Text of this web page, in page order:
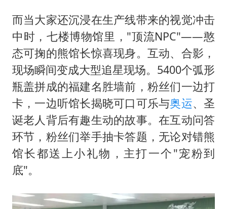
而当大家还沉浸在生产线带来的视觉冲击
中时，七楼博物馆里，"顶流NPC"——憨
态可掬的熊馆长惊喜现身。互动、合影，
现场瞬间变成大型追星现场。5400个弧形
瓶盖拼成的福建名胜墙前，粉丝们一边打
卡，一边听馆长揭晓可口可乐与奥运、圣
诞老人背后有趣生动的故事。在互动问答
环节，粉丝们举手抽卡答题，无论对错熊
馆长都送上小礼物，主打一个"宠粉到
底"。